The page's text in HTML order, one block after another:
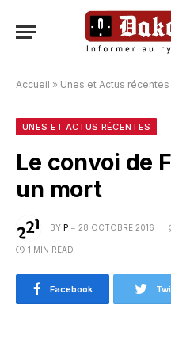
Accueil » Unes et Actus récentes
UNES ET ACTUS RÉCENTES
Le convoi de
un mort
BY P 28 OCTOBRE 2016
1 MIN READ
Facebook